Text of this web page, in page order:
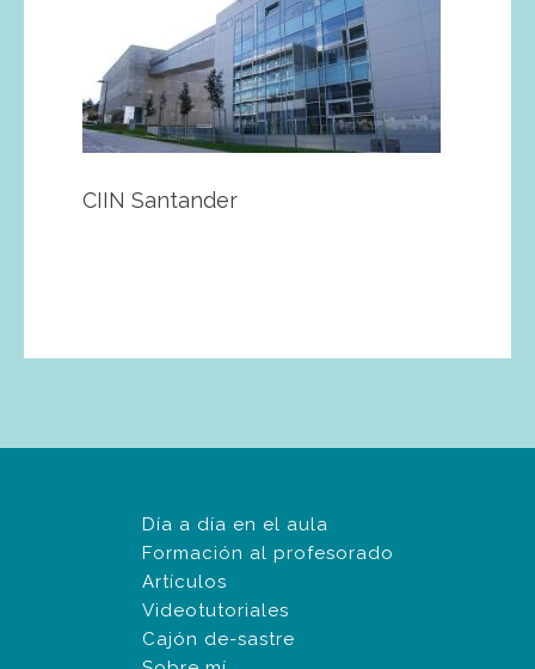
CIIN Santander
Día a día en el aula
Formación al profesorado
Artículos
Videotutoriales
Cajón de-sastre